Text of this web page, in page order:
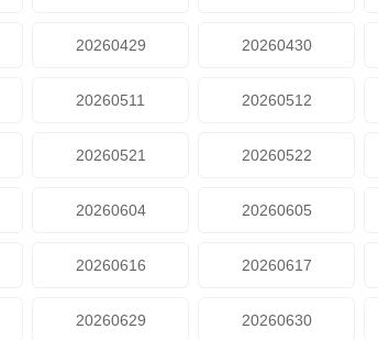
20260429 20260430
20260511 20260512
20260521 20260522
20260604 20260605
20260616 20260617
20260629 20260630